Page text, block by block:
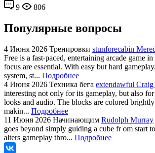
9
806
Популярные вопросы
4 Июня 2026 Тренировки stunforecabin
Free is a fast-paced, entertaining arcade game
focus are essential. With easy but hard
system, st... Подробнее
4 Июня 2026 Техника бега extendawful Craig
interesting not only for its gameplay, but also for
looks and audio. The blocks are colored
makin... Подробнее
11 Июня 2026 Начинающим Rudolph Murray
goes beyond simply guiding a cube fr om start
alters gameplay thro... Подробнее